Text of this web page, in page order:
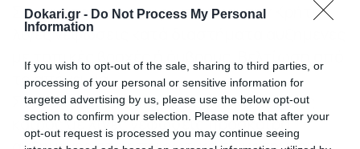
Dokari.gr - Do Not Process My Personal
Information
If you wish to opt-out of the sale, sharing to third parties, or
processing of your personal or sensitive information for
targeted advertising by us, please use the below opt-out
section to confirm your selection. Please note that after your
opt-out request is processed you may continue seeing
Στα ανατολικά ηπειρωτικά και την Κρήτη
λίγες νεφώσεις κατά διαστήματα αυξημένες
με τοπικές βροχές ή όμβρους. Βελτίωση από
το απόγευμα.
Στις υπόλοιπες περιοχές γενικά αίθριος
καιρός με λίγες νεφώσεις πρόσκαιρα